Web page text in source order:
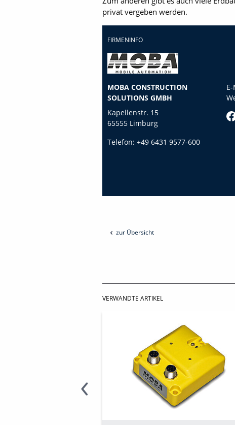
privat vergeben werden.
FIRMENINFO
MOBA CONSTRUCTION
SOLUTIONS GMBH
Kapellenstr. 15
65555 Limburg
Telefon: +49 6431 9577-600
zur Übersicht
VERWANDTE ARTIKEL